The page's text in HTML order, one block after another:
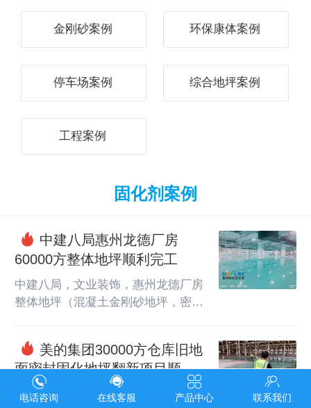
金刚砂案例 环保康体案例
停车场案例 综合地坪案例
工程案例
固化剂案例
中建八局惠州龙德厂房
60000方整体地坪顺利完工
中建八局，文业装饰，惠州龙德厂房
整体地坪（混凝土金刚砂地坪，密封
美的集团30000方仓库旧地
面密封固化地坪翻新项目顺利
完工
美的集团30000方仓库旧地面密封固
电话咨询 在线客服 产品中心 联系我们